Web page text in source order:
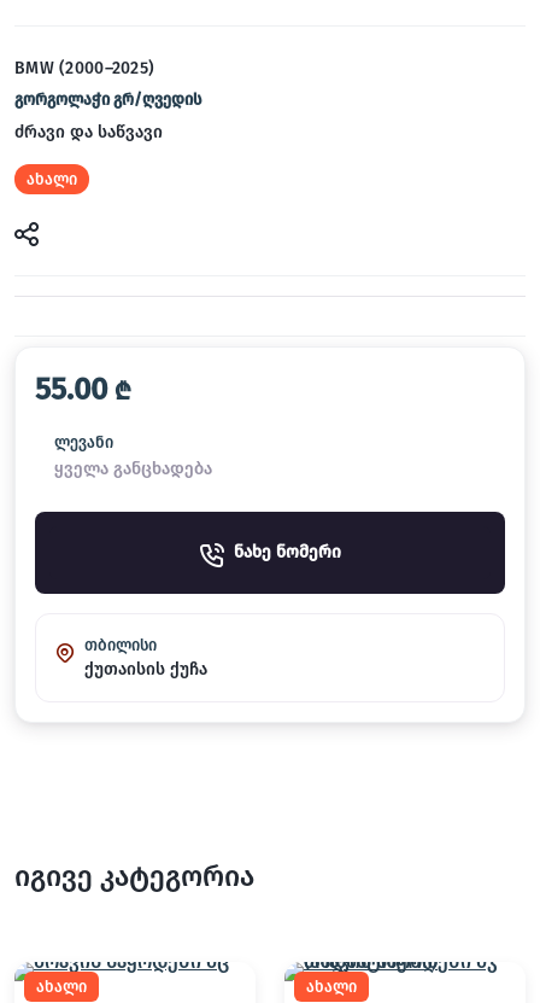
BMW (2000–2025)
გორგოლაჭი გრ/ღვედის
ძრავი და საწვავი
ახალი
55.00 ₾
ლევანი
ყველა განცხადება
ნახე ნომერი
თბილისი
ქუთაისის ქუჩა
იგივე კატეგორია
ახალი ახალი